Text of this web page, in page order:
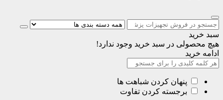
سبد خرید
هیچ محصولی در سبد خرید وجود ندارد!
ادامه خرید
پنهان کردن شباهت ها
برجسته کردن تفاوت